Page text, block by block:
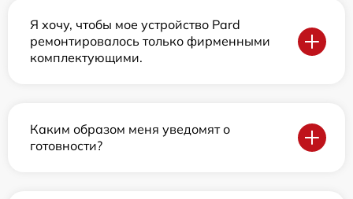
Я хочу, чтобы мое устройство Pard
ремонтировалось только фирменными
комплектующими.
Каким образом меня уведомят о
готовности?